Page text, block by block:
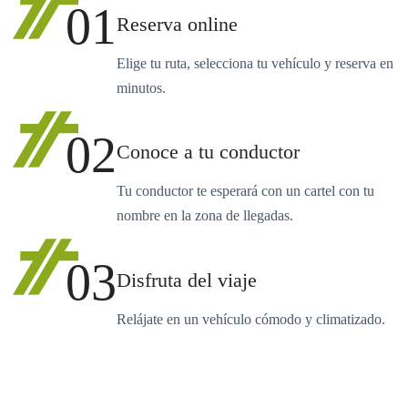
01Reserva online
Elige tu ruta, selecciona tu vehículo y reserva en
minutos.
02Conoce a tu conductor
Tu conductor te esperará con un cartel con tu
nombre en la zona de llegadas.
03Disfruta del viaje
Relájate en un vehículo cómodo y climatizado.